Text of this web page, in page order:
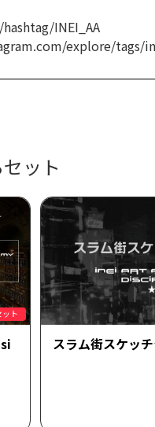
INEI_AA
explore/tags/
ット
ット
スラム街スケッ